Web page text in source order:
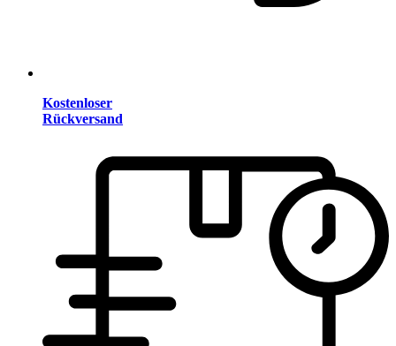
Kostenloser
Rückversand